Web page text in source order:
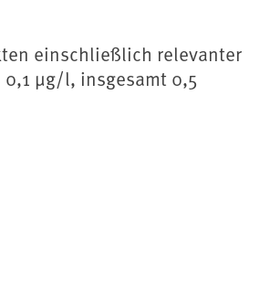
einschließlich relevanter
μg/l, insgesamt 0,5